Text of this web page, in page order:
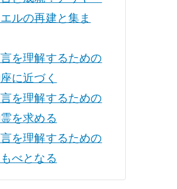
エルの再建と集ま
を理解するための
に近づく
を理解するための
を求める
を理解するための
べとなる